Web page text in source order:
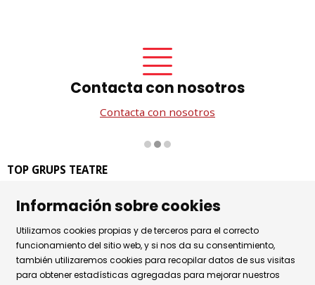
Contacta con nosotros
Contacta con nosotros
TOP GRUPS TEATRE
08002 Barcelona
Tel. 93 441 39 79
Horario de atención: de lunes a jueves de 9.30h a 17.30h
y viernes de 9.30 a 14.30h.
Información sobre cookies
Utilizamos cookies propias y de terceros para el correcto
funcionamiento del sitio web, y si nos da su consentimiento,
también utilizaremos cookies para recopilar datos de sus visitas
para obtener estadísticas agregadas para mejorar nuestros